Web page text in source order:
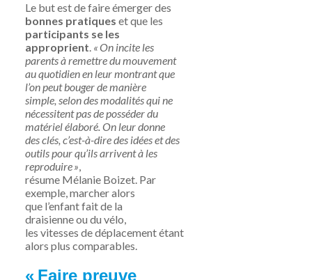
Le but est de faire émerger des
bonnes pratiques et que les
participants se les
approprient. « On incite les
parents à remettre du mouvement
au quotidien en leur montrant que
l’on peut bouger de manière
simple, selon des modalités qui ne
nécessitent pas de posséder du
matériel élaboré. On leur donne
des clés, c’est-à-dire des idées et des
outils pour qu’ils arrivent à les
reproduire »,
résume Mélanie Boizet. Par
exemple, marcher alors
que l’enfant fait de la
draisienne ou du vélo,
les vitesses de déplacement étant
alors plus comparables.
« Faire preuve